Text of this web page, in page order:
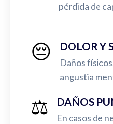
pérdida de
😔 DOLOR Y
Daños
angustia
⚖️ DAÑOS
En casos de